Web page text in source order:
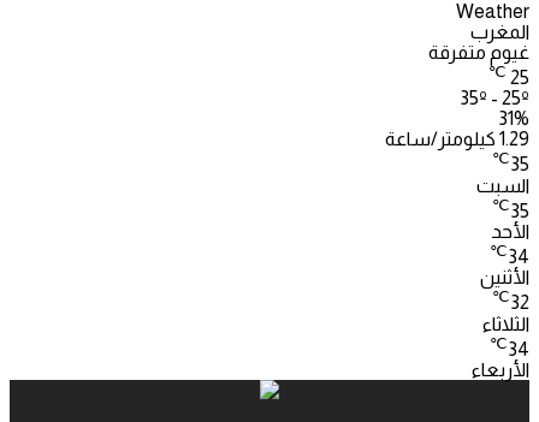
Weather
المغرب
غيوم متفرقة
25
℃
35º - 25º
31%
1.29 كيلومتر/ساعة
35
℃
السبت
35
℃
الأحد
34
℃
الأثنين
32
℃
الثلاثاء
34
℃
الأربعاء